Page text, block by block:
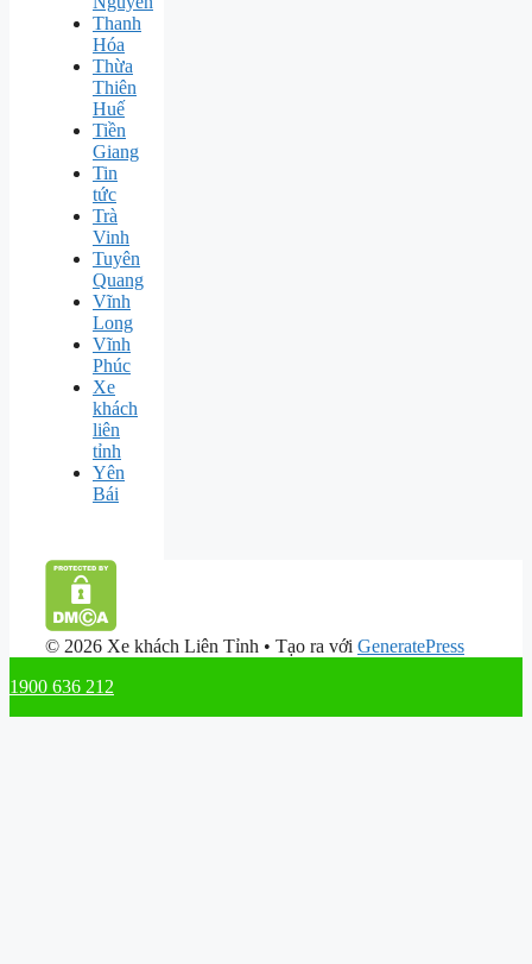
Thanh
Hóa
Thừa
Thiên
Huế
Tiền
Giang
Tin
tức
Trà
Vinh
Tuyên
Quang
Vĩnh
Long
Vĩnh
Phúc
Xe
khách
liên
tỉnh
Yên
Bái
© 2026 Xe khách Liên Tỉnh • Tạo ra với GeneratePress
1900 636 212